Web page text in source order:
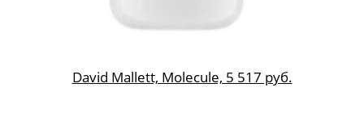
David Mallett, Molecule, 5 517 руб.